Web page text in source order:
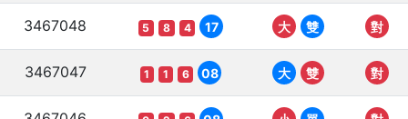
3467048 5 8 4 17 大 雙 對
3467047 1 1 6 08 大 雙 對